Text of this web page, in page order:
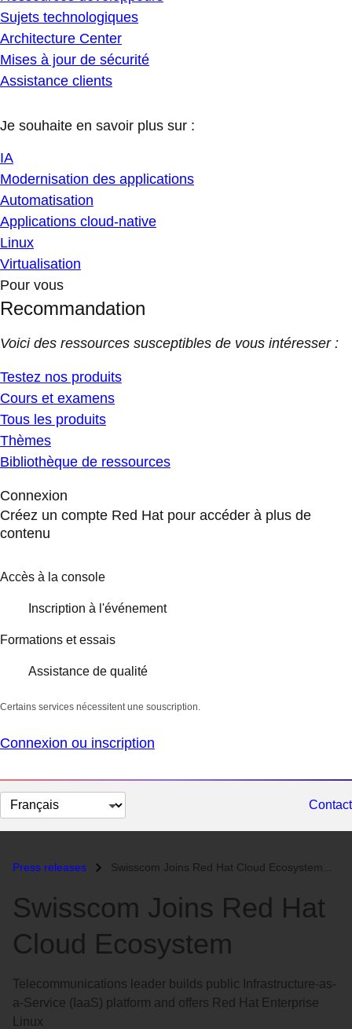
Sujets technologiques
Architecture Center
Mises à jour de sécurité
Assistance clients
Je souhaite en savoir plus sur :
IA
Modernisation des applications
Automatisation
Applications cloud-native
Linux
Virtualisation
Pour vous
Recommandation
Voici des ressources susceptibles de vous intéresser :
Testez nos produits
Cours et examens
Tous les produits
Thèmes
Bibliothèque de ressources
Connexion
Créez un compte Red Hat pour accéder à plus de
contenu
Accès à la console
Inscription à l'événement
Formations et essais
Assistance de qualité
Certains services nécessitent une souscription.
Connexion ou inscription
Changer
la
Contact
Press releases Swisscom Joins Red Hat Cloud Ecosystem...
Swisscom Joins Red Hat
Cloud Ecosystem
Telecommunications leader builds public Infrastructure-as-
a-Service (IaaS) platform and offers Red Hat Enterprise
Linux